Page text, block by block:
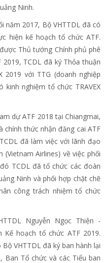
Ninh.
năm 2017, Bộ VHTTDL đã có
hiện kế hoạch tổ chức ATF.
Thủ tướng Chính phủ phê
TCDL đã ký Thỏa thuận
2019 với TTG (doanh nghiệp
nghiệm tổ chức TRAVEX
dự ATF 2018 tại Chiangmai,
chính thức nhận đăng cai ATF
đã làm việc với lãnh đạo
Airlines) về việc phối
TCDL đã tổ chức các đoàn
Ninh và phối hợp chặt chẽ
công trách nhiệm tổ chức
Nguyễn Ngọc Thiện -
hoạch tổ chức ATF 2019.
VHTTDL đã ký ban hành lại
Ban Tổ chức và các Tiểu ban